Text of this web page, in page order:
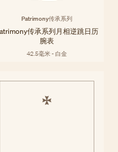
Patrimony传承系列
传承系列月相逆跳日历
腕表
42.5毫米 - 白金